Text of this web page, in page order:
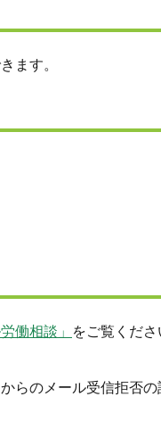
ます。
働相談」 をご覧くださ
らのメール受信拒否